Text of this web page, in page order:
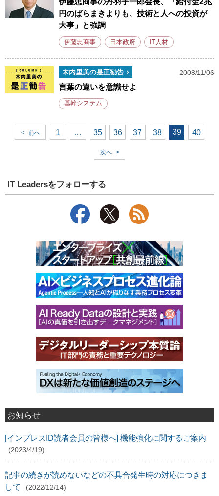
伊藤忠商事の丹羽宇一郎会長、「給付金2兆
円のばらまきよりも、技術と人への投資が
大事」と強調
伊藤忠商事 日本政府 IT人材
木内里美の是正勧告 2008/11/06
言葉の違いを意識せよ
基幹システム
< 前へ 1 … 35 36 37 38 39 40
次へ >
IT Leadersをフォローする
お知らせ
[インプレスID読者会員の皆様へ] 機能強化に関するご案内
(2023/4/19)
記事の続きが読めないなどの不具合発生時の対応につきま
して
(2022/12/14)